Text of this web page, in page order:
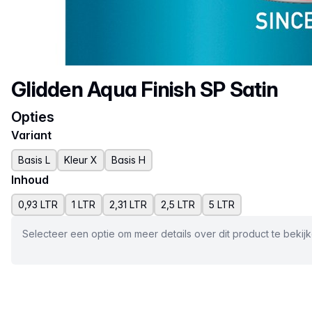
Productnaam
Glidden Aqua Finish SP Satin
Opties
Variant
Basis L Kleur X Basis H
Inhoud
0,93 LTR 1 LTR 2,31 LTR 2,5 LTR 5 LTR
Selecteer een optie om meer details over dit product te